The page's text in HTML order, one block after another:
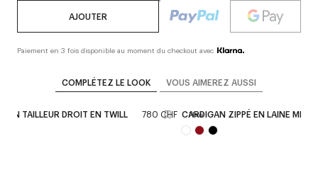
AJOUTER
Paiement en 3 fois disponible au moment du checkout avec
COMPLÉTEZ LE LOOK VOUS AIMEREZ AUSSI
TAILLEUR DROIT EN TWILL 780 CHF New
CARDIGAN ZIPPÉ EN LAINE